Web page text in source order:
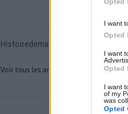
I want
Opted
I want
Opted
I want
of my
was
Opted
Histoiredemaison
Voir tous les articles de